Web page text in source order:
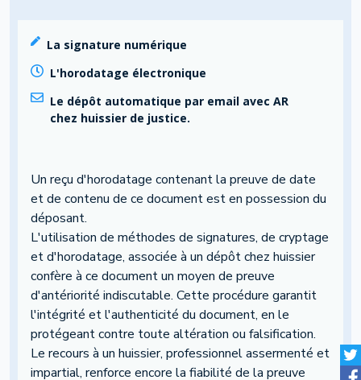
La signature numérique
L'horodatage électronique
Le dépôt automatique par email avec AR
chez huissier de justice.
Un reçu d'horodatage contenant la preuve de date
et de contenu de ce document est en possession du
déposant.
L'utilisation de méthodes de signatures, de cryptage
et d'horodatage, associée à un dépôt chez huissier
confère à ce document un moyen de preuve
d'antériorité indiscutable. Cette procédure garantit
l'intégrité et l'authenticité du document, en le
protégeant contre toute altération ou falsification.
Le recours à un huissier, professionnel assermenté et
impartial, renforce encore la fiabilité de la preuve